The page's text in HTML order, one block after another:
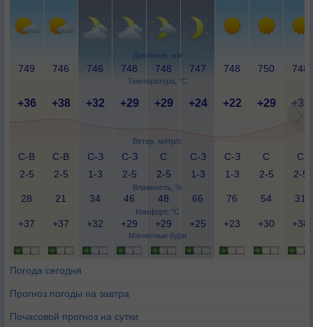
Давление, мм
Температура, °C
Ветер, метр/с
Влажность, %
Комфорт, °C
Магнитные бури
749 746 746 748 748 747 748 750 748
+36 +38 +32 +29 +29 +24 +22 +29 +37
С-В
2-5
С-В
2-5
С-З
1-3
С-З
2-5
С
2-5
С-З
1-3
С-З
1-3
С
2-5
С
2-5
28 21 34 46 48 66 76 54 31
+37 +37 +32 +29 +29 +25 +23 +30 +38
Погода сегодня
Прогноз погоды на завтра
Почасовой прогноз на сутки